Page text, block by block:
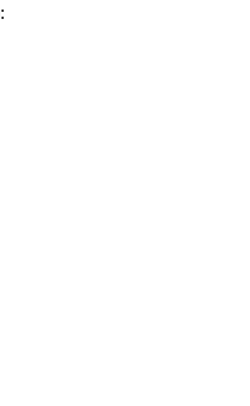
מעונין לקבל הצעת מחיר או מידע עבור: